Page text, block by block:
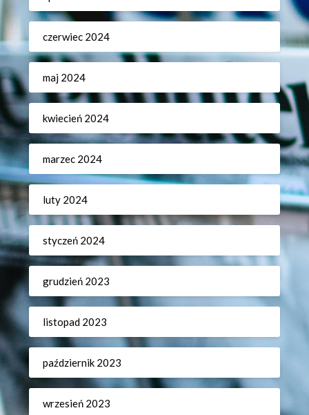
czerwiec 2024
maj 2024
kwiecień 2024
marzec 2024
luty 2024
styczeń 2024
grudzień 2023
listopad 2023
październik 2023
wrzesień 2023